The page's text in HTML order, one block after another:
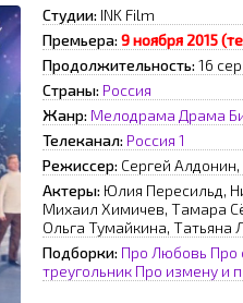
Студии: INK Film
Премьера: 9 ноября 2015
Продолжительность: 16
Страны: Россия
Жанр: Мелодрама Драма
Телеканал: Россия 1
Режиссер: Сергей
Актеры: Юлия Пересильд,
Михаил Химичев, Тамара
Ольга Тумайкина,
Подборки: Про Любовь Про
треугольник Про измену и